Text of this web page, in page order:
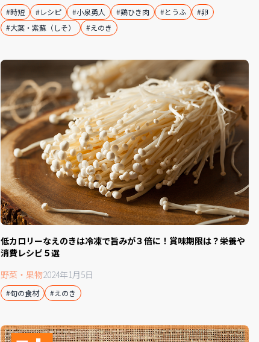
#時短 #レシピ #小泉勇人 #鶏ひき肉 #とうふ
#卵
#大葉・紫蘇（しそ）
#えのき
低カロリーなえのきは冷凍で旨みが３倍に！賞味期限は？栄養や
消費レシピ５選
野菜・果物2024年1月5日
#旬の食材 #えのき